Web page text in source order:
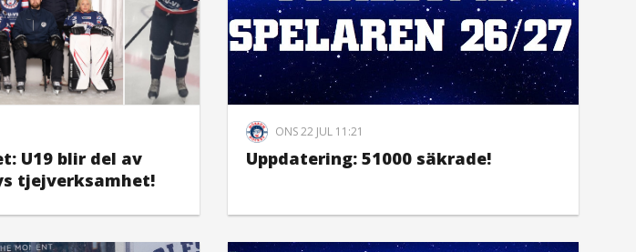
U19 blir del av
tjejverksamhet!
ONS 22 JUL 11:21
Uppdatering: 51000 säkrade!